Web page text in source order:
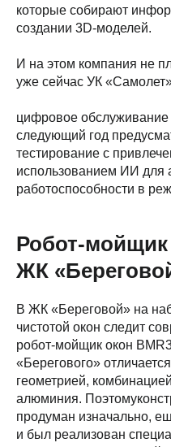
которые собирают
создании 3D-моделей.
И на этом компания не
уже сейчас УК
цифровое
следующий год
тестирование с
использованием ИИ для
работоспособности в
Робот-мойщик
ЖК
В ЖК «Береговой» на
чистотой окон следит
робот-мойщик окон
«Берегового»
геометрией,
алюминия.
продуман изначально,
и был реализован